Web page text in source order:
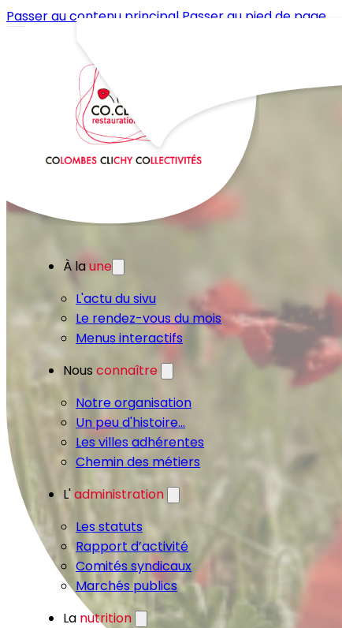
Passer au contenu principal Passer au pied de page
À laune
L'actu du sivu
Le rendez-vous du mois
Menus interactifs
Nous connaître
Notre organisation
Un peu d'histoire...
Les villes adhérentes
Chemin des métiers
L'administration
Les statuts
Rapport d’activité
Comités syndicaux
Marchés publics
La nutrition